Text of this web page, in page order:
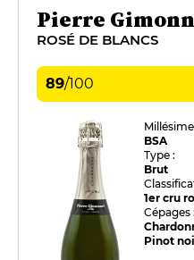
Pierre
ROSÉ DE BLANCS
89/100
BSA
Type :
Brut
1er cru
Cépages :
Pinot